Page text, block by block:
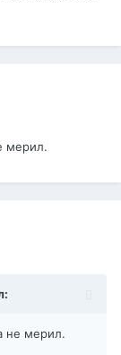
мерил.
не мерил.